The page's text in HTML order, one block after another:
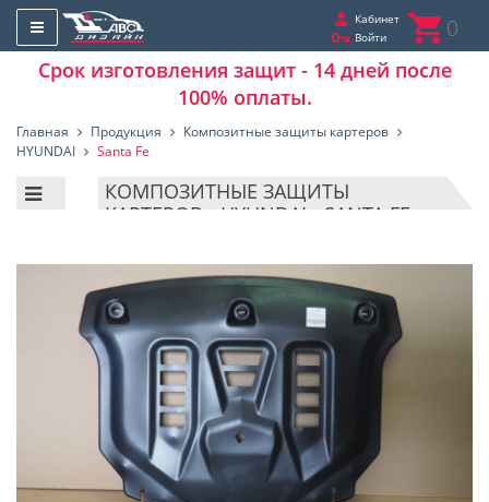
Кабинет
Войти
0
Срок изготовления защит - 14 дней после
100% оплаты.
Главная Продукция
Композитные защиты картеров
HYUNDAI
Santa Fe
КОМПОЗИТНЫЕ ЗАЩИТЫ
КАРТЕРОВ - HYUNDAI - SANTA FE